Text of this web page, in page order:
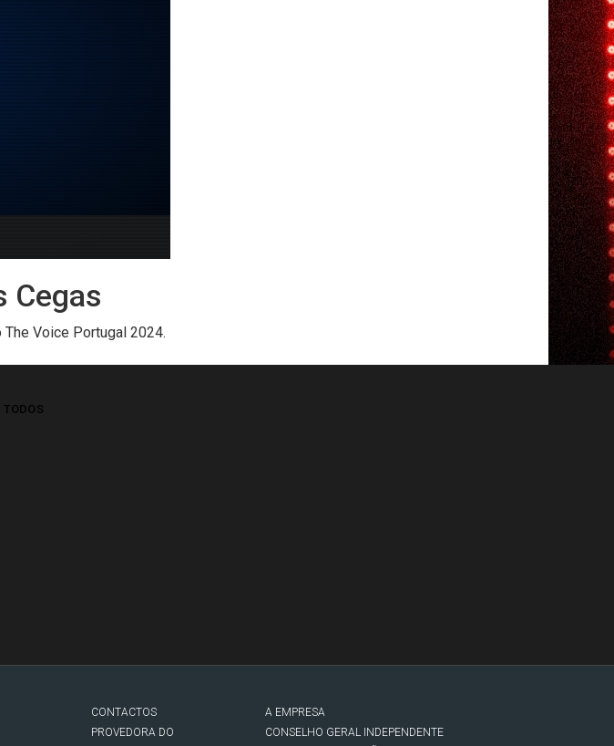
Cegas
The Voice Portugal 2024.
TODOS
CONTACTOS
PROVEDORA DO
A EMPRESA
CONSELHO GERAL INDEPENDENTE